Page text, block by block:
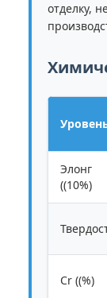
отделку,
Элонг
((10%)
Cr ((%)